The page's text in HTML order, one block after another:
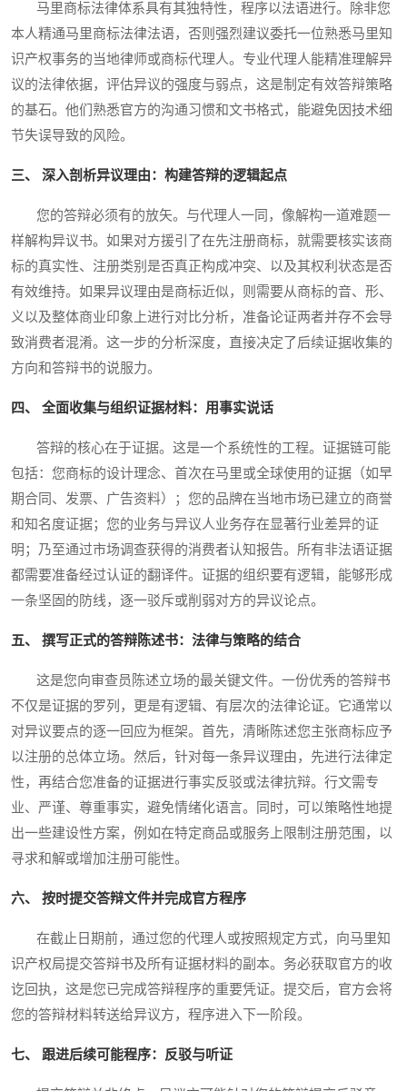
马里商标法律体系具有其独特性，程序以法语进行。除非您
本人精通马里商标法律法语，否则强烈建议委托一位熟悉马里知
识产权事务的当地律师或商标代理人。专业代理人能精准理解异
议的法律依据，评估异议的强度与弱点，这是制定有效答辩策略
的基石。他们熟悉官方的沟通习惯和文书格式，能避免因技术细
节失误导致的风险。
三、 深入剖析异议理由：构建答辩的逻辑起点
您的答辩必须有的放矢。与代理人一同，像解构一道难题一
样解构异议书。如果对方援引了在先注册商标，就需要核实该商
标的真实性、注册类别是否真正构成冲突、以及其权利状态是否
有效维持。如果异议理由是商标近似，则需要从商标的音、形、
义以及整体商业印象上进行对比分析，准备论证两者并存不会导
致消费者混淆。这一步的分析深度，直接决定了后续证据收集的
方向和答辩书的说服力。
四、 全面收集与组织证据材料：用事实说话
答辩的核心在于证据。这是一个系统性的工程。证据链可能
包括：您商标的设计理念、首次在马里或全球使用的证据（如早
期合同、发票、广告资料）；您的品牌在当地市场已建立的商誉
和知名度证据；您的业务与异议人业务存在显著行业差异的证
明；乃至通过市场调查获得的消费者认知报告。所有非法语证据
都需要准备经过认证的翻译件。证据的组织要有逻辑，能够形成
一条坚固的防线，逐一驳斥或削弱对方的异议论点。
五、 撰写正式的答辩陈述书：法律与策略的结合
这是您向审查员陈述立场的最关键文件。一份优秀的答辩书
不仅是证据的罗列，更是有逻辑、有层次的法律论证。它通常以
对异议要点的逐一回应为框架。首先，清晰陈述您主张商标应予
以注册的总体立场。然后，针对每一条异议理由，先进行法律定
性，再结合您准备的证据进行事实反驳或法律抗辩。行文需专
业、严谨、尊重事实，避免情绪化语言。同时，可以策略性地提
出一些建设性方案，例如在特定商品或服务上限制注册范围，以
寻求和解或增加注册可能性。
六、 按时提交答辩文件并完成官方程序
在截止日期前，通过您的代理人或按照规定方式，向马里知
识产权局提交答辩书及所有证据材料的副本。务必获取官方的收
讫回执，这是您已完成答辩程序的重要凭证。提交后，官方会将
您的答辩材料转送给异议方，程序进入下一阶段。
七、 跟进后续可能程序：反驳与听证